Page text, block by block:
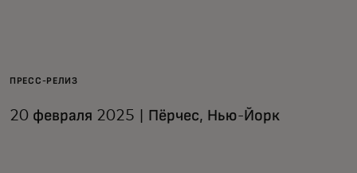
Для бизнеса
ПРЕСС-РЕЛИЗ
20 февраля 2025 | Пёрчес, Нью-Йорк